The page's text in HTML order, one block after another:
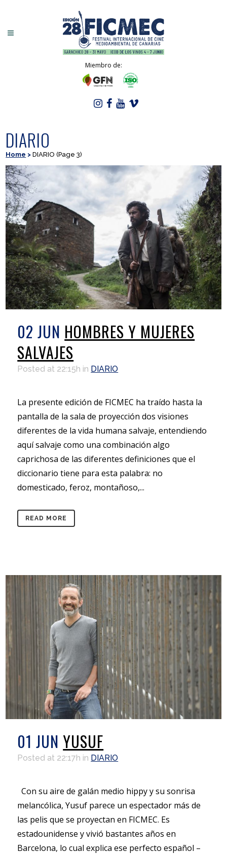
Miembro de:
DIARIO
Home >DIARIO (Page 3)
02 JUN HOMBRES Y MUJERES
SALVAJES
Posted at 22:15h in DIARIO
La presente edición de FICMEC ha traído hasta la
pantalla de la sala de proyección dos visiones
diferentes de la vida humana salvaje, entendiendo
aquí salvaje como una combinación algo
caprichosa de las diferentes definiciones que el
diccionario tiene para esta palabra: no
domesticado, feroz, montañoso,...
READ MORE
01 JUN YUSUF
Posted at 22:17h in DIARIO
Con su aire de galán medio hippy y su sonrisa
melancólica, Yusuf parece un espectador más de
las pelis que se proyectan en FICMEC. Es
estadounidense y vivió bastantes años en
Barcelona, lo cual explica ese perfecto español –